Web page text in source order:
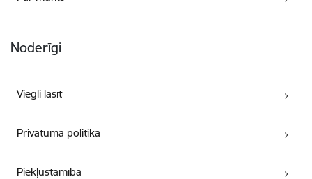
Noderīgi
Viegli lasīt
Privātuma politika
Piekļūstamība